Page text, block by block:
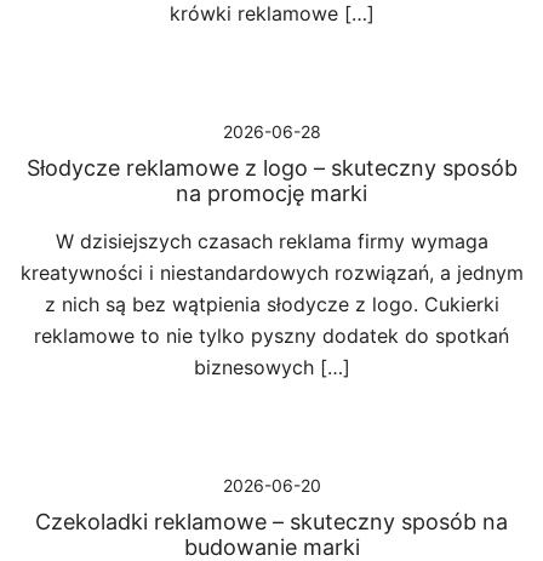
krówki reklamowe […]
2026-06-28
Słodycze reklamowe z logo – skuteczny sposób
na promocję marki
W dzisiejszych czasach reklama firmy wymaga
kreatywności i niestandardowych rozwiązań, a jednym
z nich są bez wątpienia słodycze z logo. Cukierki
reklamowe to nie tylko pyszny dodatek do spotkań
biznesowych […]
2026-06-20
Czekoladki reklamowe – skuteczny sposób na
budowanie marki